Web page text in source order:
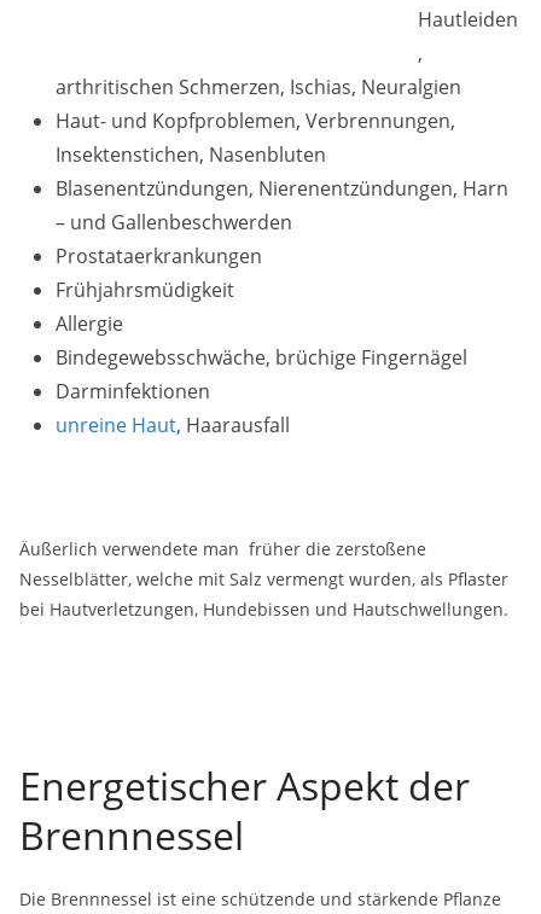
Hautleiden
,
arthritischen Schmerzen, Ischias, Neuralgien
Haut- und Kopfproblemen, Verbrennungen,
Insektenstichen, Nasenbluten
Blasenentzündungen, Nierenentzündungen, Harn
– und Gallenbeschwerden
Prostataerkrankungen
Frühjahrsmüdigkeit
Allergie
Bindegewebsschwäche, brüchige Fingernägel
Darminfektionen
unreine Haut, Haarausfall
Äußerlich verwendete man früher die zerstoßene
Nesselblätter, welche mit Salz vermengt wurden, als Pflaster
bei Hautverletzungen, Hundebissen und Hautschwellungen.
Energetischer Aspekt der
Brennnessel
Die Brennnessel ist eine schützende und stärkende Pflanze